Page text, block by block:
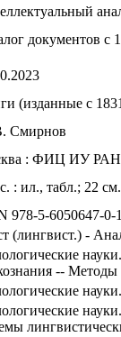
документов с
(изданные с
Смирнов
: ФИЦ ИУ
: ил., табл.; 22 см.
978-5-6050647-0-
(лингвист.) -
--